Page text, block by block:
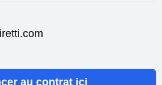
au contrat ici